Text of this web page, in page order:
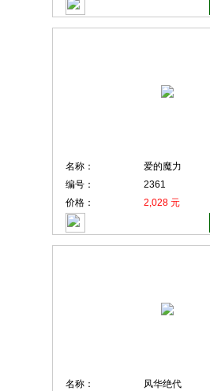
名称：
爱的魔力
编号：
2361
价格：
2,028 元
名称：
风华绝代